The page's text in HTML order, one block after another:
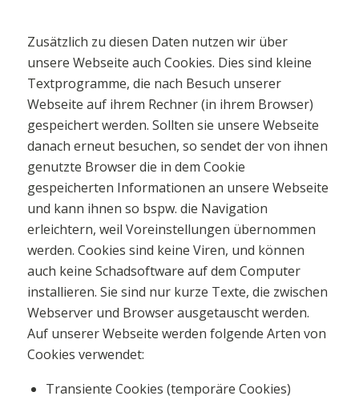
Zusätzlich zu diesen Daten nutzen wir über
unsere Webseite auch Cookies. Dies sind kleine
Textprogramme, die nach Besuch unserer
Webseite auf ihrem Rechner (in ihrem Browser)
gespeichert werden. Sollten sie unsere Webseite
danach erneut besuchen, so sendet der von ihnen
genutzte Browser die in dem Cookie
gespeicherten Informationen an unsere Webseite
und kann ihnen so bspw. die Navigation
erleichtern, weil Voreinstellungen übernommen
werden. Cookies sind keine Viren, und können
auch keine Schadsoftware auf dem Computer
installieren. Sie sind nur kurze Texte, die zwischen
Webserver und Browser ausgetauscht werden.
Auf unserer Webseite werden folgende Arten von
Cookies verwendet:
Transiente Cookies (temporäre Cookies)